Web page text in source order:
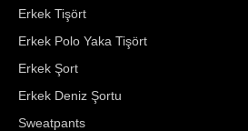
Erkek Tişört
Erkek Polo Yaka Tişört
Erkek Şort
Erkek Deniz Şortu
Sweatpants